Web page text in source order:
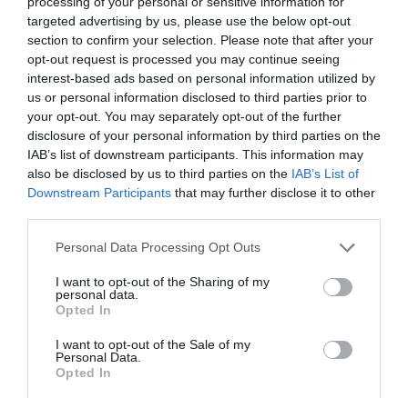
targeted advertising by us, please use the below opt-out
section to confirm your selection. Please note that after your
opt-out request is processed you may continue seeing
interest-based ads based on personal information utilized by
us or personal information disclosed to third parties prior to
your opt-out. You may separately opt-out of the further
disclosure of your personal information by third parties on the
IAB’s list of downstream participants. This information may
also be disclosed by us to third parties on the IAB’s List of
Downstream Participants that may further disclose it to other
Personal Data Processing Opt Outs
I want to opt-out of the Sharing of my
personal data.
Opted In
I want to opt-out of the Sale of my
Personal Data.
Opted In
En cuanto a la tasa interanual, Lleida también
encabeza el ranking con un 2,1%, seguida por
Barcelona, con un 1,7%, Girona (1,6%) y Tarragona
(1,4%).
AñadirVIA Empresa como fuente preferida
de Google de forma gratuita
actualidad